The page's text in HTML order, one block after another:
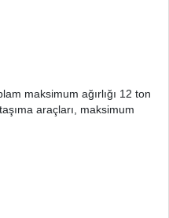
maksimum ağırlığı 12 ton
araçları, maksimum